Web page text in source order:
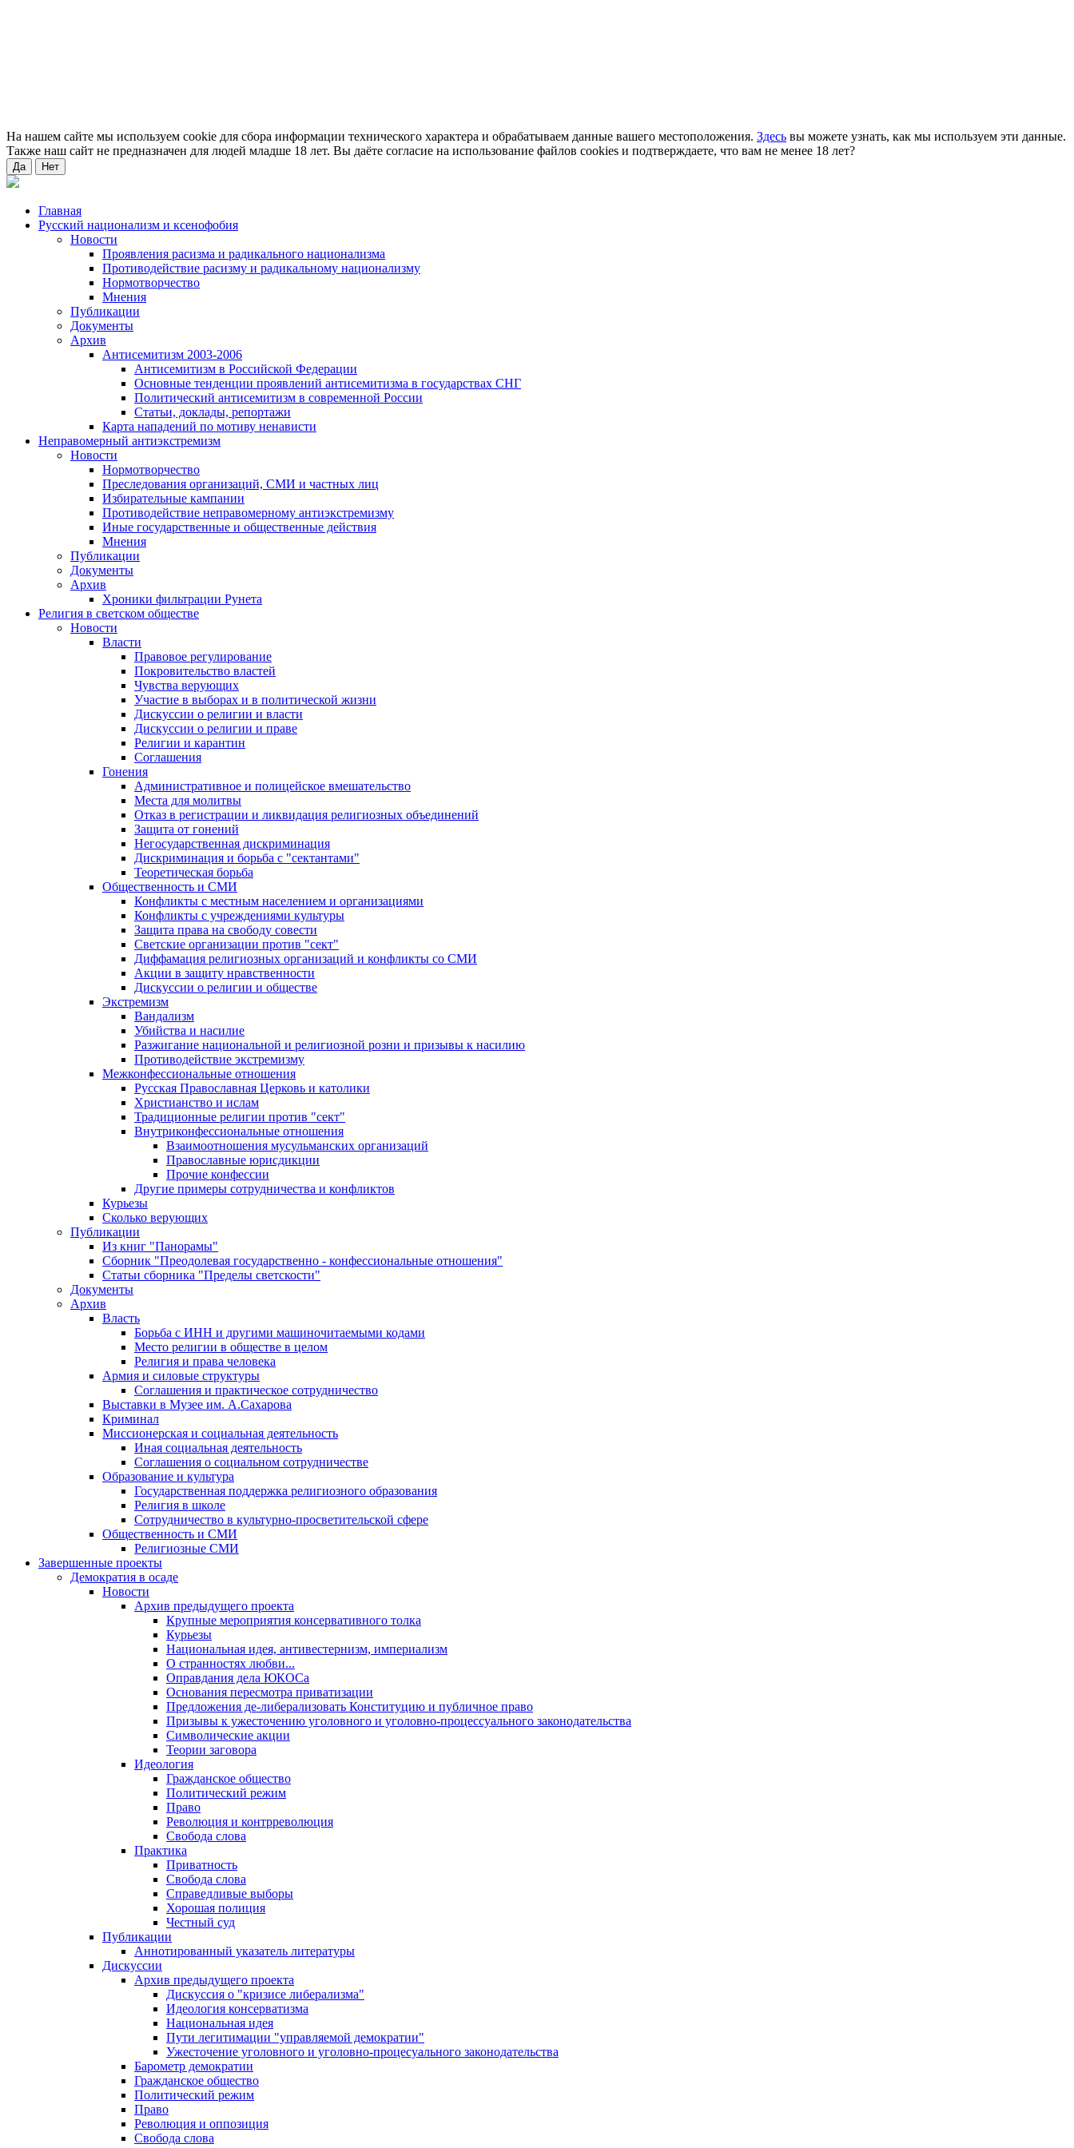
На нашем сайте мы используем cookie для сбора информации технического характера и обрабатываем данные вашего местоположения. Здесь вы можете узнать, как мы используем эти данные.
Также наш сайт не предназначен для людей младше 18 лет. Вы даёте согласие на использование файлов cookies и подтверждаете, что вам не менее 18 лет?
Да Нет
Главная
Русский национализм и ксенофобия
Новости
Проявления расизма и радикального национализма
Противодействие расизму и радикальному национализму
Нормотворчество
Мнения
Публикации
Документы
Архив
Антисемитизм 2003-2006
Антисемитизм в Российской Федерации
Основные тенденции проявлений антисемитизма в государствах СНГ
Политический антисемитизм в современной России
Статьи, доклады, репортажи
Карта нападений по мотиву ненависти
Неправомерный антиэкстремизм
Новости
Нормотворчество
Преследования организаций, СМИ и частных лиц
Избирательные кампании
Противодействие неправомерному антиэкстремизму
Иные государственные и общественные действия
Мнения
Публикации
Документы
Архив
Хроники фильтрации Рунета
Религия в светском обществе
Новости
Власти
Правовое регулирование
Покровительство властей
Чувства верующих
Участие в выборах и в политической жизни
Дискуссии о религии и власти
Дискуссии о религии и праве
Религии и карантин
Соглашения
Гонения
Административное и полицейское вмешательство
Места для молитвы
Отказ в регистрации и ликвидация религиозных объединений
Защита от гонений
Негосударственная дискриминация
Дискриминация и борьба с "сектантами"
Теоретическая борьба
Общественность и СМИ
Конфликты с местным населением и организациями
Конфликты с учреждениями культуры
Защита права на свободу совести
Светские организации против "сект"
Диффамация религиозных организаций и конфликты со СМИ
Акции в защиту нравственности
Дискуссии о религии и обществе
Экстремизм
Вандализм
Убийства и насилие
Разжигание национальной и религиозной розни и призывы к насилию
Противодействие экстремизму
Межконфессиональные отношения
Русская Православная Церковь и католики
Христианство и ислам
Традиционные религии против "сект"
Внутриконфессиональные отношения
Взаимоотношения мусульманских организаций
Православные юрисдикции
Прочие конфессии
Другие примеры сотрудничества и конфликтов
Курьезы
Сколько верующих
Публикации
Из книг "Панорамы"
Сборник "Преодолевая государственно - конфессиональные отношения"
Статьи сборника "Пределы светскости"
Документы
Архив
Власть
Борьба с ИНН и другими машиночитаемыми кодами
Место религии в обществе в целом
Религия и права человека
Армия и силовые структуры
Соглашения и практическое сотрудничество
Выставки в Музее им. А.Сахарова
Криминал
Миссионерская и социальная деятельность
Иная социальная деятельность
Соглашения о социальном сотрудничестве
Образование и культура
Государственная поддержка религиозного образования
Религия в школе
Сотрудничество в культурно-просветительской сфере
Общественность и СМИ
Религиозные СМИ
Завершенные проекты
Демократия в осаде
Новости
Архив предыдущего проекта
Крупные мероприятия консервативного толка
Курьезы
Национальная идея, антивестернизм, империализм
О странностях любви...
Оправдания дела ЮКОСа
Основания пересмотра приватизации
Предложения де-либерализовать Конституцию и публичное право
Призывы к ужесточению уголовного и уголовно-процессуального законодательства
Символические акции
Теории заговора
Идеология
Гражданское общество
Политический режим
Право
Революция и контрреволюция
Свобода слова
Практика
Приватность
Свобода слова
Справедливые выборы
Хорошая полиция
Честный суд
Публикации
Аннотированный указатель литературы
Дискуссии
Архив предыдущего проекта
Дискуссия о "кризисе либерализма"
Идеология консерватизма
Национальная идея
Пути легитимации "управляемой демократии"
Ужесточение уголовного и уголовно-процесуального законодательства
Барометр демократии
Гражданское общество
Политический режим
Право
Революция и оппозиция
Свобода слова